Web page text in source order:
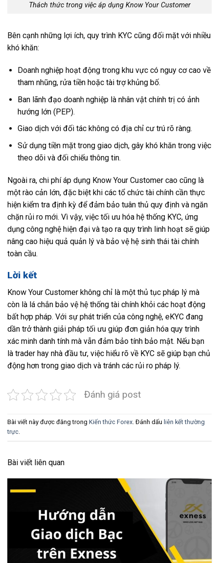
Thách thức trong việc áp dụng Know Your Customer
Bên cạnh những lợi ích, quy trình KYC cũng đối mặt với nhiều
khó khăn:
Doanh nghiệp hoạt động trong khu vực có nguy cơ cao về
tham nhũng, rửa tiền hoặc tài trợ khủng bố.
Ban lãnh đạo doanh nghiệp là nhân vật chính trị có ảnh
hướng lớn (PEP).
Giao dịch với đối tác không có địa chỉ cư trú rõ ràng.
Sử dụng tiền mặt trong giao dịch, gây khó khăn trong việc
theo dõi và đối chiếu thông tin.
Ngoài ra, chi phí áp dụng Know Your Customer cao cũng là
một rào cản lớn, đặc biệt khi các tổ chức tài chính cần thực
hiện kiểm tra định kỳ để đảm bảo tuân thủ quy định và ngăn
chặn rủi ro mới. Vì vậy, việc tối ưu hóa hệ thống KYC, ứng
dụng công nghệ hiện đại và tạo ra quy trình linh hoạt sẽ giúp
nâng cao hiệu quả quản lý và bảo vệ hệ sinh thái tài chính
toàn cầu.
Lời kết
Know Your Customer không chỉ là một thủ tục pháp lý mà
còn là lá chắn bảo vệ hệ thống tài chính khỏi các hoạt động
bất hợp pháp. Với sự phát triển của công nghệ, eKYC đang
dần trở thành giải pháp tối ưu giúp đơn giản hóa quy trình
xác minh danh tính mà vẫn đảm bảo tính bảo mật. Nếu bạn
là trader hay nhà đầu tư, việc hiểu rõ về KYC sẽ giúp bạn chủ
động hơn trong giao dịch và tránh các rủi ro pháp lý.
Đánh giá post
Bài viết này được đăng trong Kiến thức Forex. Đánh dấu liên kết thường
trực.
Bài viết liên quan